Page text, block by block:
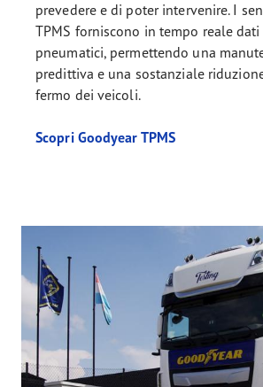
prevedere e di poter intervenire. I
TPMS forniscono in tempo reale
pneumatici, permettendo una
predittiva e una sostanziale
fermo dei veicoli.
Scopri Goodyear TPMS